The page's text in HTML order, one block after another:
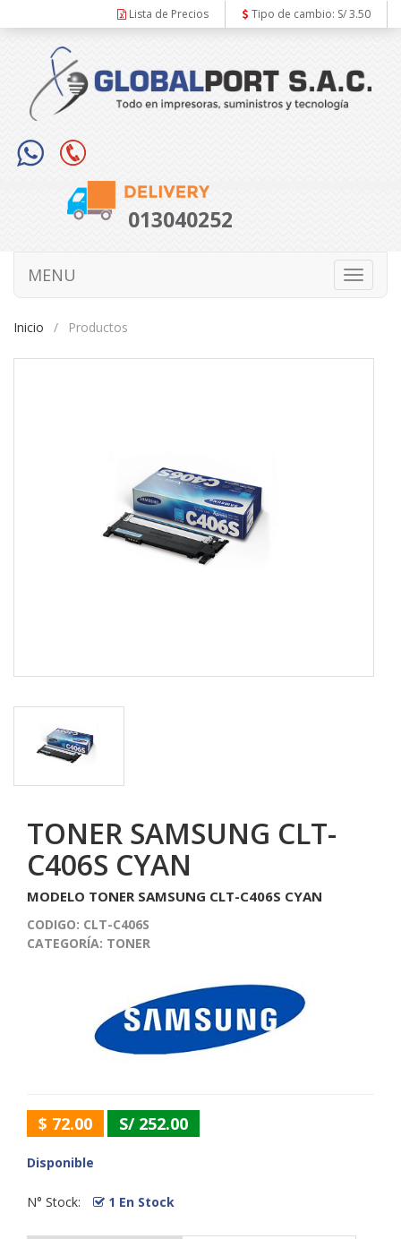
Lista de Precios Tipo de cambio: S/ 3.50
013040252
Toggle
MENU
Inicio Productos
TONER SAMSUNG CLT-
C406S CYAN
MODELO TONER SAMSUNG CLT-C406S CYAN
CODIGO: CLT-C406S
CATEGORÍA: TONER
$ 72.00 S/ 252.00
Disponible
N° Stock: 1 En Stock